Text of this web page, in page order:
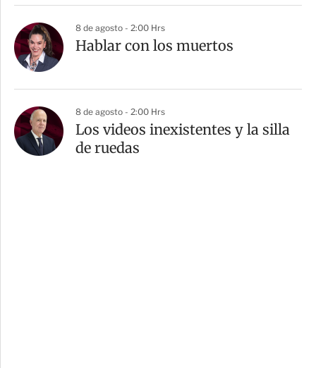
8 de agosto - 2:00 Hrs
Hablar con los muertos
8 de agosto - 2:00 Hrs
Los videos inexistentes y la silla
de ruedas